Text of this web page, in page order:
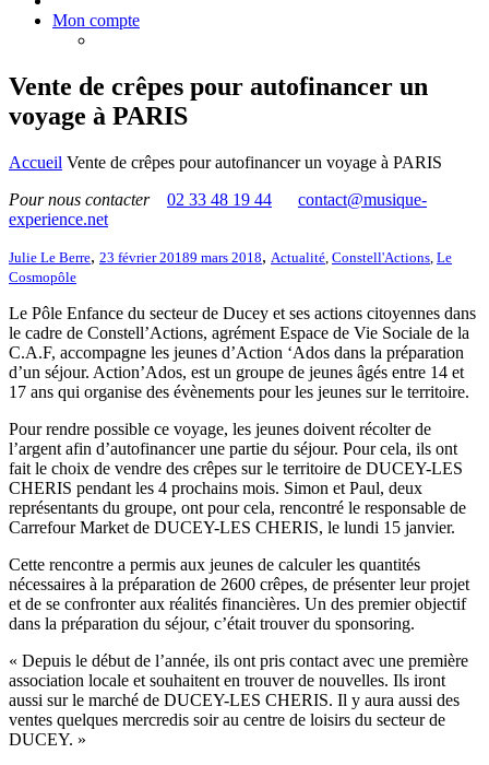
Mon compte
Vente de crêpes pour autofinancer un
voyage à PARIS
Accueil Vente de crêpes pour autofinancer un voyage à PARIS
Pour nous contacter
02 33 48 19 44
contact@musique-
experience.net
Julie Le Berre, 23 février 20189 mars 2018, Actualité Constell'Actions Le
Cosmopôle
Le Pôle Enfance du secteur de Ducey et ses actions citoyennes dans
le cadre de Constell’Actions, agrément Espace de Vie Sociale de la
C.A.F, accompagne les jeunes d’Action ‘Ados dans la préparation
d’un séjour. Action’Ados, est un groupe de jeunes âgés entre 14 et
17 ans qui organise des évènements pour les jeunes sur le territoire.
Pour rendre possible ce voyage, les jeunes doivent récolter de
l’argent afin d’autofinancer une partie du séjour. Pour cela, ils ont
fait le choix de vendre des crêpes sur le territoire de DUCEY-LES
CHERIS pendant les 4 prochains mois. Simon et Paul, deux
représentants du groupe, ont pour cela, rencontré le responsable de
Carrefour Market de DUCEY-LES CHERIS, le lundi 15 janvier.
Cette rencontre a permis aux jeunes de calculer les quantités
nécessaires à la préparation de 2600 crêpes, de présenter leur projet
et de se confronter aux réalités financières. Un des premier objectif
dans la préparation du séjour, c’était trouver du sponsoring.
« Depuis le début de l’année, ils ont pris contact avec une première
association locale et souhaitent en trouver de nouvelles. Ils iront
aussi sur le marché de DUCEY-LES CHERIS. Il y aura aussi des
ventes quelques mercredis soir au centre de loisirs du secteur de
DUCEY. »